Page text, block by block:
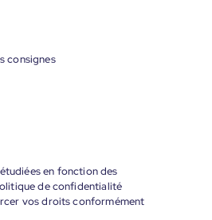
consignes
en fonction des
de confidentialité
vos droits conformément